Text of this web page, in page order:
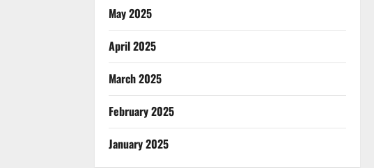
May 2025
April 2025
March 2025
February 2025
January 2025